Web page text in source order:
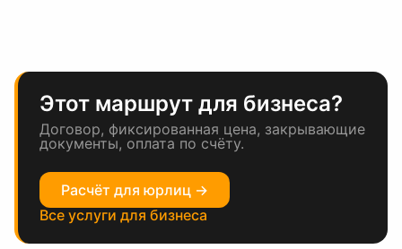
Этот маршрут для бизнеса?
Договор, фиксированная цена, закрывающие
документы, оплата по счёту.
Расчёт для юрлиц →
Все услуги для бизнеса